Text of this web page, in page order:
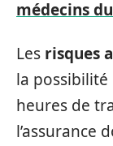
médecins
Les risques
la possibilité
heures de
l’assurance